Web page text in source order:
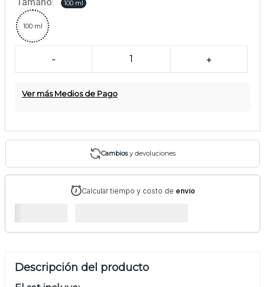
: 100 ml
100 ml
- 1 +
Ver más Medios de Pago
Cambiosy devoluciones
Calcular tiempo y costo de envío
Descripción del producto